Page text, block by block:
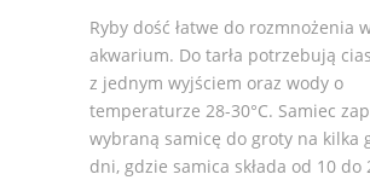
Ryby dość łatwe do rozmnożenia
akwarium. Do tarła potrzebują
z jednym wyjściem oraz wody o
temperaturze 28-30°C. Samiec
wybraną samicę do groty na kilka
dni, gdzie samica składa od 10 do